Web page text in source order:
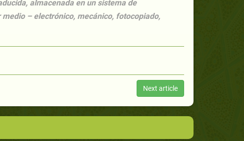
almacenada en un sistema de
– electrónico, mecánico, fotocopiado,
Next article